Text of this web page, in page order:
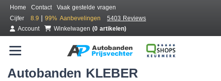
Home Contact
Vaak gestelde vragen
Cijfer
8.9 | 99% Aanbevelingen
5403 Reviews
Account
Winkelwagen (0 artikelen)
Autobanden KLEBER